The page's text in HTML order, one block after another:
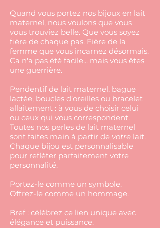
Quand vous portez nos bijoux en lait
maternel, nous voulons que vous
vous trouviez belle. Que vous soyez
fière de chaque pas. Fière de la
femme que vous incarnez désormais.
Ca n'a pas été facile... mais vous êtes
une guerrière.
Pendentif de lait maternel, bague
lactée, boucles d’oreilles ou bracelet
allaitement : à vous de choisir celui
ou ceux qui vous correspondent.
Toutes nos perles de lait maternel
sont faites main à partir de votre lait.
Chaque bijou est personnalisable
pour refléter parfaitement votre
personnalité.
Portez-le comme un symbole.
Offrez-le comme un hommage.
Bref : célébrez ce lien unique avec
élégance et puissance.